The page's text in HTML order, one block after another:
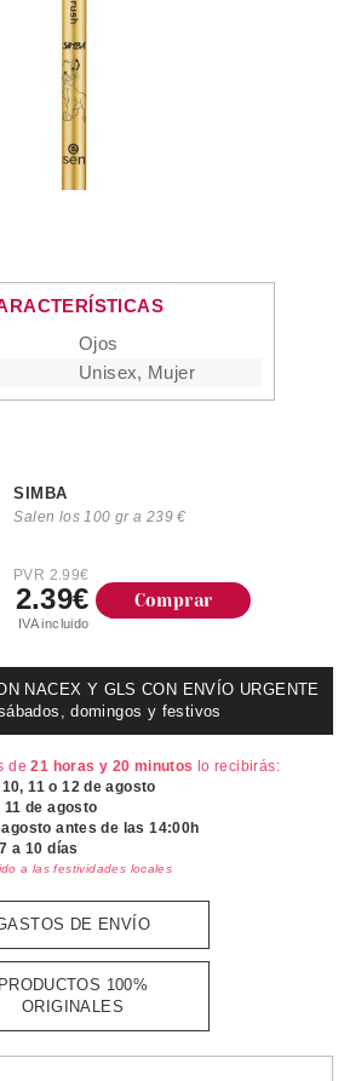
Ojos
Unisex, Mujer
SIMBA
Salen los 100 gr a 239 €
PVR 2.99€
2.39€
IVA incluido
Comprar
NACEX Y GLS CON ENVÍO URGENTE
domingos y festivos
de21 horas y 20 minutos lo recibirás:
10, 11 o 12 de agosto
11 de agosto
antes de las 14:00h
a 10 días
a las festividades locales
DE ENVÍO
PRODUCTOS 100%
ORIGINALES